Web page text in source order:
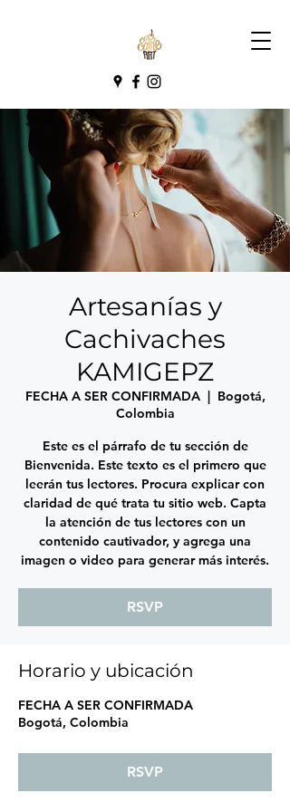
Artesanías y
Cachivaches
KAMIGEPZ
FECHA A SER CONFIRMADA
  |
Bogotá,
Colombia
Este es el párrafo de tu sección de
Bienvenida. Este texto es el primero que
leerán tus lectores. Procura explicar con
claridad de qué trata tu sitio web. Capta
la atención de tus lectores con un
contenido cautivador, y agrega una
imagen o video para generar más interés.
RSVP
Horario y ubicación
FECHA A SER CONFIRMADA
Bogotá, Colombia
RSVP